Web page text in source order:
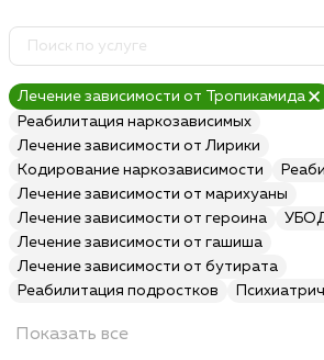
Лечение зависимости от Тропикамида
Реабилитация наркозависимых
Лечение зависимости от Лирики
Кодирование наркозависимости
Лечение зависимости от марихуаны
Лечение зависимости от героина
Лечение зависимости от гашиша
Лечение зависимости от бутирата
Реабилитация подростков
Показать все